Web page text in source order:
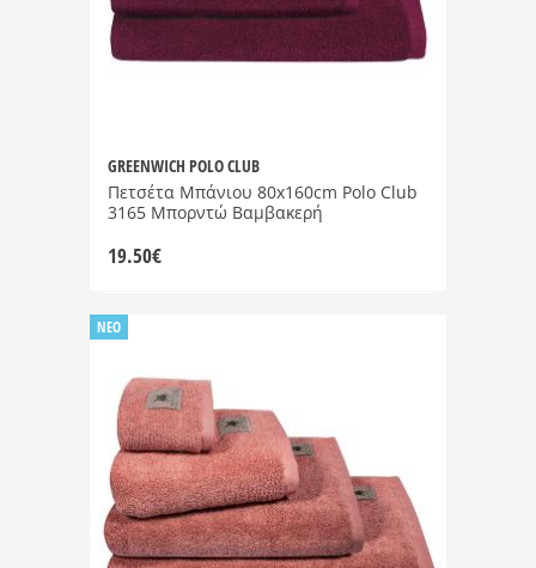
GREENWICH POLO CLUB
Πετσέτα Μπάνιου 80x160cm Polo Club
3165 Μπορντώ Βαμβακερή
19.50€
NEO